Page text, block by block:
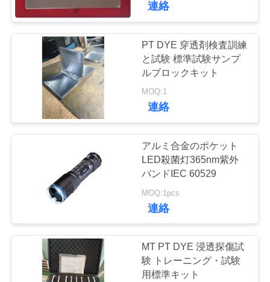
地
PRIVACY
POLICY
連絡
PT DYE 穿透剤検査訓練
と試験 標準試験サンプ
ルブロックキット
MOQ:1
連絡
アルミ合金のポケット
LED殺菌灯365nm紫外
バンドIEC 60529
MOQ:1pcs
連絡
MT PT DYE 浸透探傷試
験 トレーニング・試験
用標準キット